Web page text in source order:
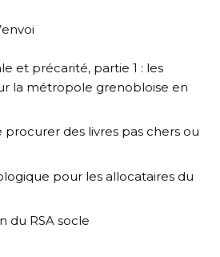
et précarité, partie 1 : les
la métropole grenobloise en
des livres pas chers ou
pour les allocataires du
du RSA socle